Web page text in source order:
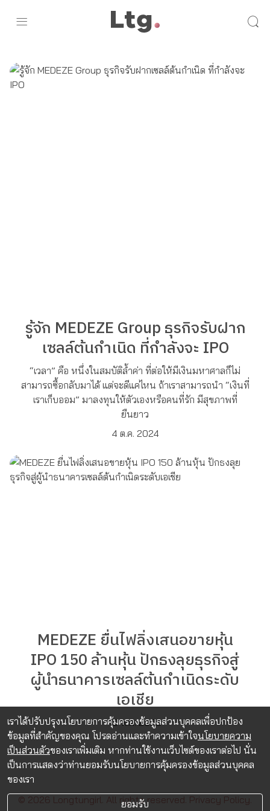
รู้จัก MEDEZE Group ธุรกิจรับฝาก
เซลล์ต้นกำเนิด ที่กำลังจะ IPO
“เวลา” คือ หนึ่งในสมบัติล้ำค่า ที่ต่อให้มีเงินมหาศาลก็ไม่
สามารถซื้อกลับมาได้ แต่จะดีแค่ไหน ถ้าเราสามารถนำ “เงินที่
เราเก็บออม” มาลงทุนให้ตัวเองหรือคนที่รัก มีสุขภาพที่
ยืนยาว
4 ต.ค. 2024
MEDEZE ยื่นไฟลิ่งเสนอขายหุ้น
IPO 150 ล้านหุ้น ปักธงลุยธุรกิจสู่
ผู้นำธนาคารเซลล์ต้นกำเนิดระดับ
เอเชีย
18 พ.ค. 2023
© 2026 Longtungirl. All rights reserved. Privacy Policy.
เราได้ปรับปรุงนโยบายการคุ้มครองข้อมูลส่วนบุคคลเพื่อปกป้อง
ข้อมูลที่สำคัญของคุณ โปรดอ่านและทำความเข้าใจนโยบายความ
เป็นส่วนตัวของเราเพิ่มเติม หากท่านใช้งานเว็บไซต์ของเราต่อไป นั่น
เป็นการแสดงว่าท่านยอมรับนโยบายการคุ้มครองข้อมูลส่วนบุคคล
ของเรา
ยอมรับ